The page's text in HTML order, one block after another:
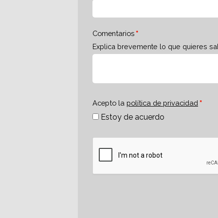
Comentarios
Explica brevemente lo que quieres
Acepto la política de privacidad
Estoy de acuerdo